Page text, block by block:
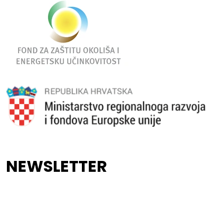
NEWSLETTER